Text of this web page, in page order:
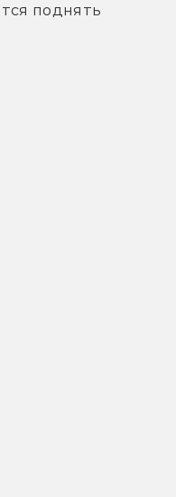
поднять